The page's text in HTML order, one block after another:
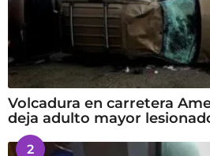
Volcadura en carretera
deja adulto mayor
2